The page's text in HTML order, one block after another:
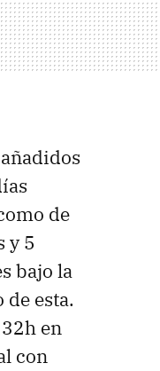
de
y 5
bajo la
esta.
en
con